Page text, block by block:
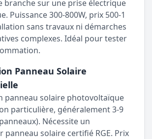
branche sur une prise électrique
Puissance 300-800W, prix 500-1
sans travaux ni démarches
complexes. Idéal pour tester
Panneau Solaire
panneau solaire photovoltaïque
particulière, généralement 3-9
Nécessite un
panneau solaire certifié RGE. Prix